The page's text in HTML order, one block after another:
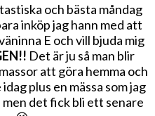
och bästa måndag
inköp jag hann med att
E och vill bjuda mig
Det är ju så man blir
att göra hemma och
plus en mässa som jag
men det fick bli ett senare